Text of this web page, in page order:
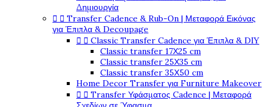
Δημιουργία
  Transfer Cadence & Rub-On | Μεταφορά Εικόνας
για Έπιπλα & Decoupage
  Classic Transfer Cadence για Έπιπλα & DIY
Classic transfer 17Χ25 cm
Classic transfer 25Χ35 cm
Classic transfer 35Χ50 cm
Home Decor Transfer για Furniture Makeover
  Transfer Υφάσματος Cadence | Μεταφορά